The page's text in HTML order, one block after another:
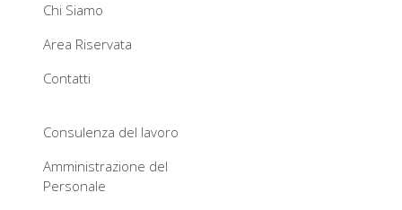
Chi Siamo
Area Riservata
Contatti
Consulenza del lavoro
Amministrazione del
Personale